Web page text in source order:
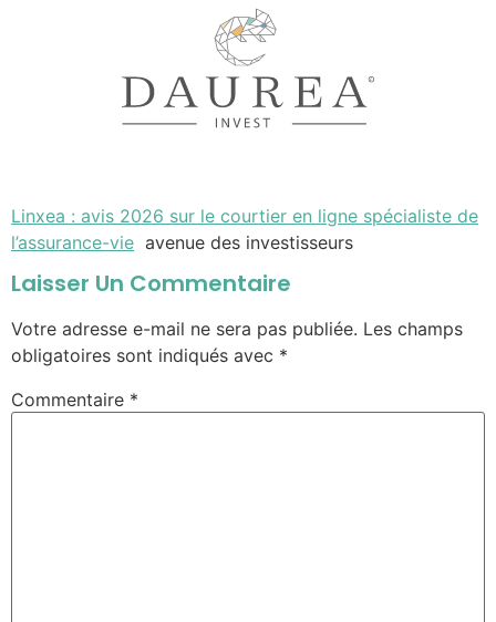
Linxea : avis 2026 sur le courtier en ligne spécialiste de
l’assurance-vie avenue des investisseurs
Laisser Un Commentaire
Votre adresse e-mail ne sera pas publiée. Les champs
obligatoires sont indiqués avec *
Commentaire *